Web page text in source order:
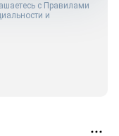
с Правилами
и